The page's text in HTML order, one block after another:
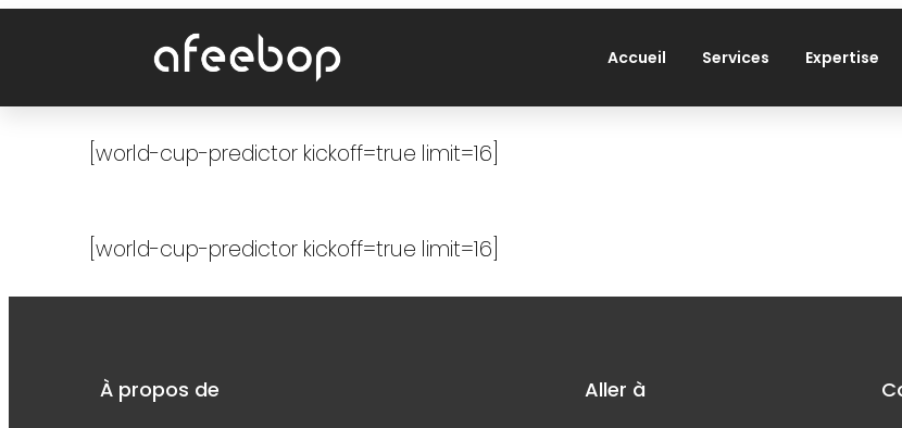
Accueil Services Expertise
[world-cup-predictor kickoff=true limit=16]
[world-cup-predictor kickoff=true limit=16]
À propos de Aller à